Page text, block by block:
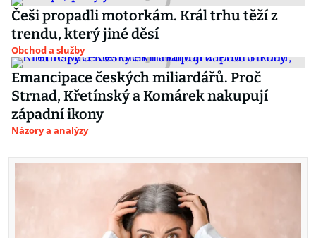
Češi propadli motorkám. Král trhu těží z
trendu, který jiné děsí
Obchod a služby
Emancipace českých miliardářů. Proč
Strnad, Křetínský a Komárek nakupují
západní ikony
Názory a analýzy